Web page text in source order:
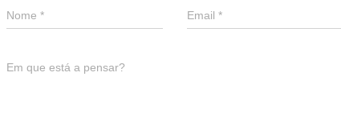
Nome * Email*
Em que está a pensar?